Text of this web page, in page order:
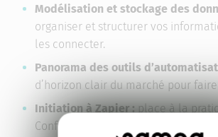
Modélisation et stockage des
organiser et structurer vos
les connecter.
Panorama des outils
d’horizon clair du marché pour
Initiation à Zapier :place à la
Configuration pas à pas et en direct